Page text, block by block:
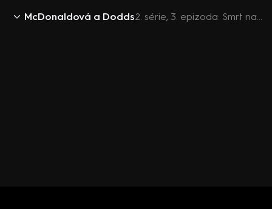
McDonaldová a Dodds 2. série, 3. epizoda: Smrt na sále